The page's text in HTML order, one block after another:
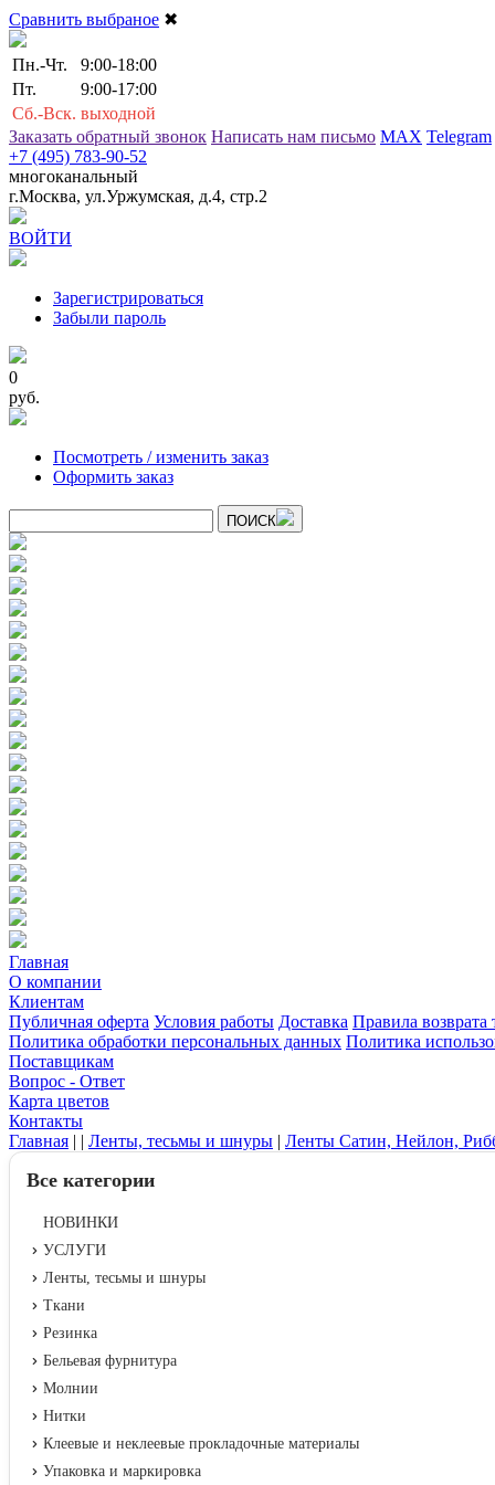
Сравнить выбраное ✖
Пн.-Чт.
9:00-18:00
Пт.
9:00-17:00
Сб.-Вск. выходной
Заказать обратный звонок Написать нам письмо MAX Telegram
+7 (495) 783-90-52
многоканальный
г.Москва, ул.Уржумская, д.4, стр.2
ВОЙТИ
Зарегистрироваться
Забыли пароль
0
руб.
Посмотреть / изменить заказ
Оформить заказ
ПОИСК
Главная
О компании
Клиентам
Публичная оферта Условия работы Доставка Правила возврата
Политика обработки персональных данных Политика
Поставщикам
Вопрос - Ответ
Карта цветов
Контакты
Главная | | Ленты, тесьмы и шнуры | Ленты Сатин, Нейлон,
Все категории
НОВИНКИ
УСЛУГИ
Ленты, тесьмы и шнуры
Ткани
Резинка
Бельевая фурнитура
Молнии
Нитки
Клеевые и неклеевые прокладочные материалы
Упаковка и маркировка